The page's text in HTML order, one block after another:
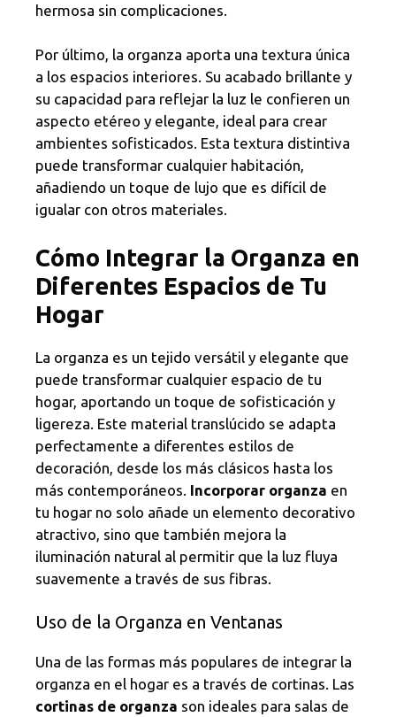
hermosa sin complicaciones.
Por último, la organza aporta una textura única
a los espacios interiores. Su acabado brillante y
su capacidad para reflejar la luz le confieren un
aspecto etéreo y elegante, ideal para crear
ambientes sofisticados. Esta textura distintiva
puede transformar cualquier habitación,
añadiendo un toque de lujo que es difícil de
igualar con otros materiales.
Cómo Integrar la Organza en
Diferentes Espacios de Tu
Hogar
La organza es un tejido versátil y elegante que
puede transformar cualquier espacio de tu
hogar, aportando un toque de sofisticación y
ligereza. Este material translúcido se adapta
perfectamente a diferentes estilos de
decoración, desde los más clásicos hasta los
más contemporáneos. Incorporar organza en
tu hogar no solo añade un elemento decorativo
atractivo, sino que también mejora la
iluminación natural al permitir que la luz fluya
suavemente a través de sus fibras.
Uso de la Organza en Ventanas
Una de las formas más populares de integrar la
organza en el hogar es a través de cortinas. Las
cortinas de organza son ideales para salas de